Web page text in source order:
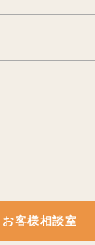
お客様相談室